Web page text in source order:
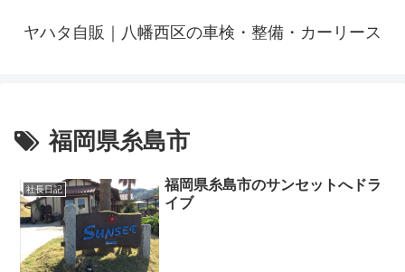
ヤハタ自販｜八幡西区の車検・整備・カーリース
福岡県糸島市
社長日記
福岡県糸島市のサンセットへドラ
イブ